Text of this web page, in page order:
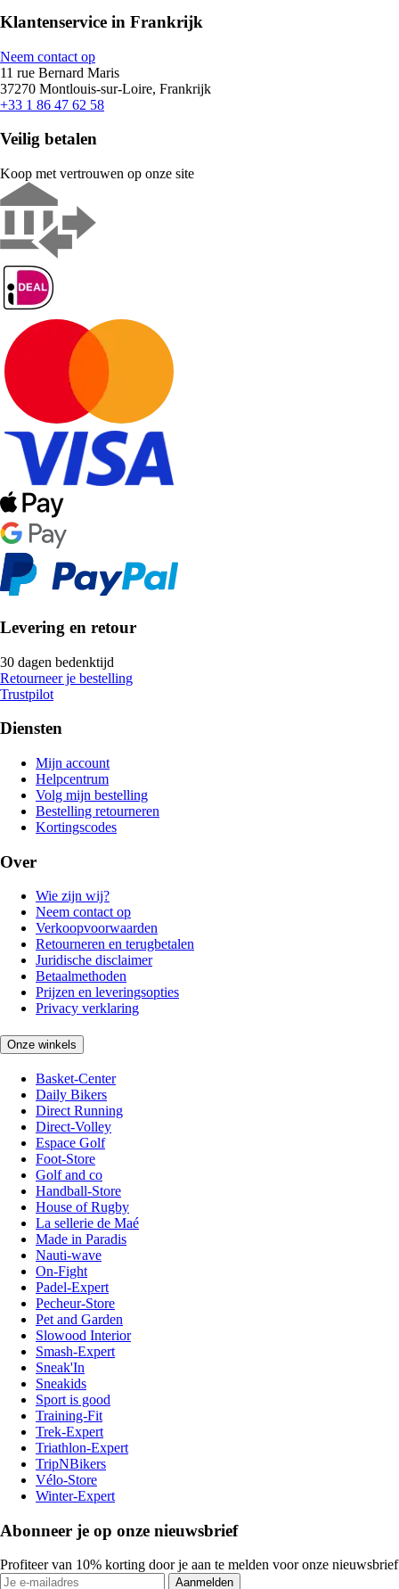
Klantenservice in Frankrijk
Neem contact op
11 rue Bernard Maris
37270 Montlouis-sur-Loire, Frankrijk
+33 1 86 47 62 58
Veilig betalen
Koop met vertrouwen op onze site
Levering en retour
30 dagen bedenktijd
Retourneer je bestelling
Trustpilot
Diensten
Mijn account
Helpcentrum
Volg mijn bestelling
Bestelling retourneren
Kortingscodes
Over
Wie zijn wij?
Neem contact op
Verkoopvoorwaarden
Retourneren en terugbetalen
Juridische disclaimer
Betaalmethoden
Prijzen en leveringsopties
Privacy verklaring
Onze winkels
Basket-Center
Daily Bikers
Direct Running
Direct-Volley
Espace Golf
Foot-Store
Golf and co
Handball-Store
House of Rugby
La sellerie de Maé
Made in Paradis
Nauti-wave
On-Fight
Padel-Expert
Pecheur-Store
Pet and Garden
Slowood Interior
Smash-Expert
Sneak'In
Sneakids
Sport is good
Training-Fit
Trek-Expert
Triathlon-Expert
TripNBikers
Vélo-Store
Winter-Expert
Abonneer je op onze nieuwsbrief
Profiteer van 10% korting door je aan te melden voor onze nieuwsbrief
Aanmelden